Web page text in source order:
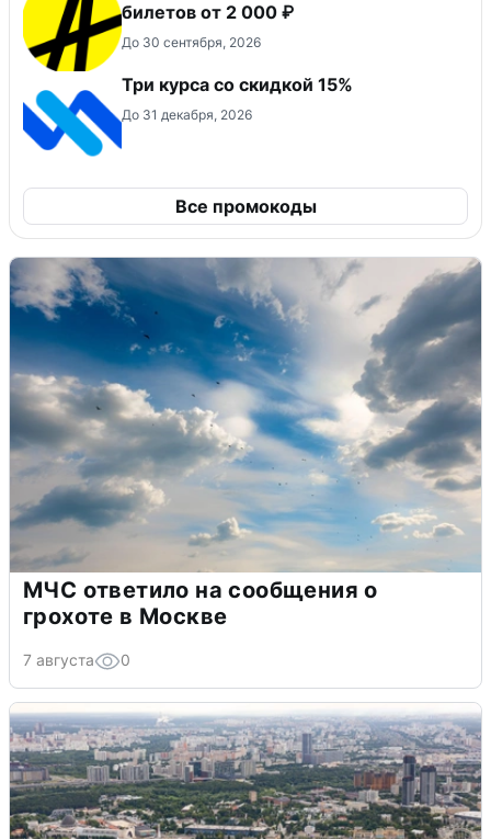
билетов от 2 000 ₽
До 30 сентября, 2026
Три курса со скидкой 15%
До 31 декабря, 2026
Все промокоды
МЧС ответило на сообщения о
грохоте в Москве
7 августа 0